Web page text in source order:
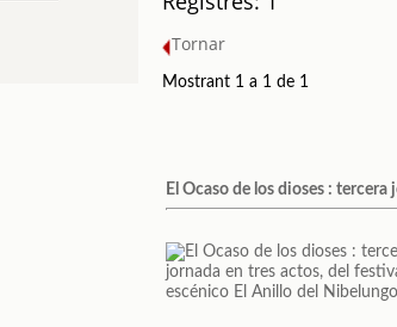
Tornar
Mostrant 1 a 1 de 1
El Ocaso de los dioses :